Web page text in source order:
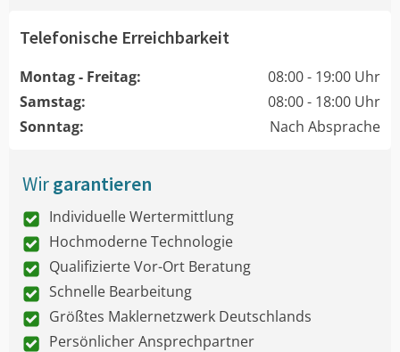
Telefonische Erreichbarkeit
Montag - Freitag:
08:00 - 19:00 Uhr
Samstag:
08:00 - 18:00 Uhr
Sonntag:
Nach Absprache
Wirgarantieren
Individuelle Wertermittlung
Hochmoderne Technologie
Qualifizierte Vor-Ort Beratung
Schnelle Bearbeitung
Größtes Maklernetzwerk Deutschlands
Persönlicher Ansprechpartner